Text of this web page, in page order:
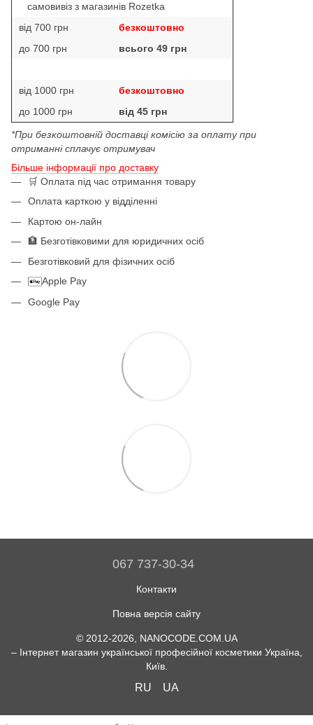
самовивіз з магазинів Rozetka
від 700 грн
безкоштовно
до 700 грн
всього 49 грн
від 1000 грн
безкоштовно
до 1000 грн
від 45 грн
*При безкоштовній доставці комісію за оплату при
отриманні сплачує отримувач
Більше інформації про доставку
🛒 Оплата під час отримання товару
Оплата карткою у відділенні
Картою он-лайн
🏦 Безготівковими для юридичних осіб
Безготівковий для фізичних осіб
Apple Pay
Google Pay
067 737-30-34
Контакти
Повна версія сайту
© 2012-2026, NANOCODE.COM.UA
– Інтернет магазин української професійної косметики Україна,
Київ.
RU UA